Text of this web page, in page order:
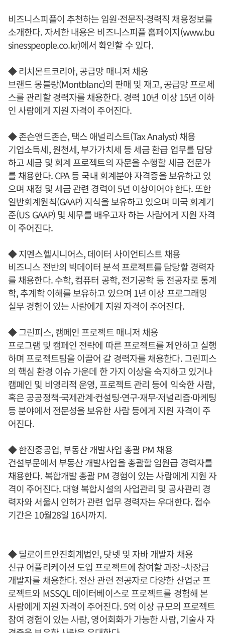
비즈니스피플이 추천하는 임원·전문직·경력직 채용정보를
소개한다. 자세한 내용은 비즈니스피플 홈페이지(www.bu
sinesspeople.co.kr)에서 확인할 수 있다.
◆ 리치몬트코리아, 공급망 매니저 채용
브랜드 몽블랑(Montblanc)의 판매 및 재고, 공급망 프로세
스를 관리할 경력자를 채용한다. 경력 10년 이상 15년 이하
인 사람에게 지원 자격이 주어진다.
◆ 존슨앤드존슨, 택스 애널리스트(Tax Analyst) 채용
기업소득세, 원천세, 부가가치세 등 세금 환급 업무를 담당
하고 세금 및 회계 프로젝트의 자문을 수행할 세금 전문가
를 채용한다. CPA 등 국내 회계분야 자격증을 보유하고 있
으며 재정 및 세금 관련 경력이 5년 이상이어야 한다. 또한
일반회계원칙(GAAP) 지식을 보유하고 있으며 미국 회계기
준(US GAAP) 및 세무를 배우고자 하는 사람에게 지원 자격
이 주어진다.
◆ 지멘스헬시니어스, 데이터 사이언티스트 채용
비즈니스 전반의 빅데이터 분석 프로젝트를 담당할 경력자
를 채용한다. 수학, 컴퓨터 공학, 전기공학 등 전공자로 통계
학, 추계학 이해를 보유하고 있으며 1년 이상 프로그래밍
실무 경험이 있는 사람에게 지원 자격이 주어진다.
◆ 그린피스, 캠페인 프로젝트 매니저 채용
프로그램 및 캠페인 전략에 따른 프로젝트를 제안하고 실행
하며 프로젝트팀을 이끌어 갈 경력자를 채용한다. 그린피스
의 핵심 환경 이슈 가운데 한 가지 이상을 숙지하고 있거나
캠페인 및 비영리적 운영, 프로젝트 관리 등에 익숙한 사람,
혹은 공공정책·국제관계·컨설팅·연구·재무·저널리즘·마케팅
등 분야에서 전문성을 보유한 사람 등에게 지원 자격이 주
어진다.
◆ 한진중공업, 부동산 개발사업 총괄 PM 채용
건설부문에서 부동산 개발사업을 총괄할 임원급 경력자를
채용한다. 복합개발 총괄 PM 경험이 있는 사람에게 지원 자
격이 주어진다. 대형 복합시설의 사업관리 및 공사관리 경
력자와 서울시 인허가 관련 업무 경력자는 우대한다. 접수
기간은 10월28일 16시까지.
◆ 딜로이트안진회계법인, 닷넷 및 자바 개발자 채용
신규 어플리케이션 도입 프로젝트에 참여할 과장~차장급
개발자를 채용한다. 전산 관련 전공자로 다양한 산업군 프
로젝트와 MSSQL 데이터베이스로 프로젝트를 경험해 본
사람에게 지원 자격이 주어진다. 5억 이상 규모의 프로젝트
참여 경험이 있는 사람, 영어회화가 가능한 사람, 기술사 자